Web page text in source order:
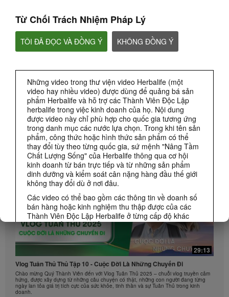
Từ Chối Trách Nhiệm Pháp Lý
TÔI ĐÃ ĐỌC VÀ ĐỒNG Ý KHÔNG ĐỒNG Ý
Những video trong thư viện video Herbalife (một
video hay nhiều video) được dùng để quảng bá sản
phẩm Herbalife và hỗ trợ các Thành Viên Độc Lập
herbalife trong việc kinh doanh của họ. Nội dung
được video này chỉ phù hợp cho quốc gia tương ứng
trong danh mục các nước lựa chọn. Trong khi tên sản
phẩm, công thức hoặc hình thức sản phẩm có thể
thay đổi tùy theo từng quốc gia, sứ mệnh "Nâng Tầm
Chất Lượng Sống" của Herbalife thông qua cơ hội
kinh doanh từ bán trực tiếp và từ những sản phẩm
dinh dưỡng và kiểm soát cân nặng hàng đầu thế giới
không thay đổi dù ở nơi đâu.
Các video có thể bao gồm các thông tin về doanh số
bán hàng hoặc kinh nghiệm thu thập được của các
Thành Viên Độc Lập Herbalife ở từng cấp độ khác
nhau và sống trên nhiều khu vực khác nhau. Thu
nhập được áp dụng riêng biệt đối với từng cá nhân
(hoặc ví dụ) chỉ mang tính minh họa và không phải
thu nhập trung bình, và chúng không phải con số cam
kết mà bạn sẽ nhận được. Đối với dữ liệu thu nhập
trung bình dựa trên thành tích trong khu vực được chi
trả cập nhật phù hợp với từng khu vực,vui lòng truy
cập Herbalife.com và MyHerbalife.com.
VỀ HERBALIFE
THƯƠNG HIỆU & TÀI TRỢ
CÁC SỰ KIỆN HERBALIFE
CÁC KHUYẾN MÃI CỦA HERBALIFE
KINH DOANH Xem Tất cả
29:13
Vlog Tuân Thủ Thủ Tập 10 - Cuộc Đời Là Những Chuyến Đi
Chào mừng Quý Thành Viên đến với Vlog Tuân Thủ 2025 – chuỗi vlog truyền cảm
hứng, được xây dựng từ những câu chuyện có thật, những con người đang từng
ngày lan tỏa giá trị tích cực của sức khỏe, tinh thần và sự Tuân Thủ trong kinh
doanh.